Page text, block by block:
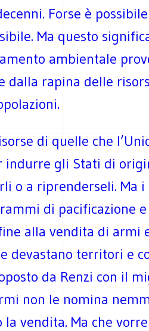
Forse è
Ma questo
ambientale
dalla rapina delle
di quelle che
indurre gli Stati di
o a riprenderseli. Ma i
di pacificazione
alla vendita di armi
devastano territori e
da Renzi con il
non le nomina
vendita. Ma che